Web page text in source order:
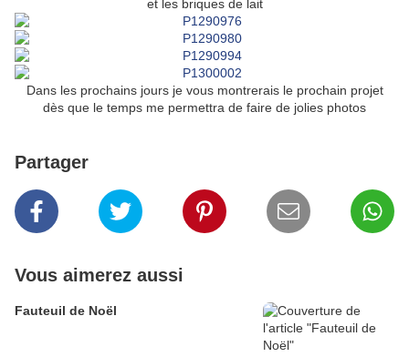
et les briques de lait
Dans les prochains jours je vous montrerais le prochain projet
dès que le temps me permettra de faire de jolies photos
Partager
Vous aimerez aussi
Fauteuil de Noël